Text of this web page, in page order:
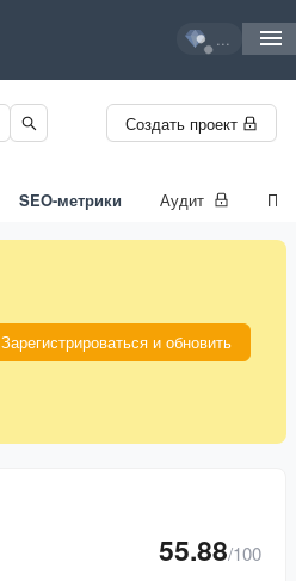
...
Создать проект
SEO-метрики Аудит
Зарегистрироваться и обновить
55.88/100